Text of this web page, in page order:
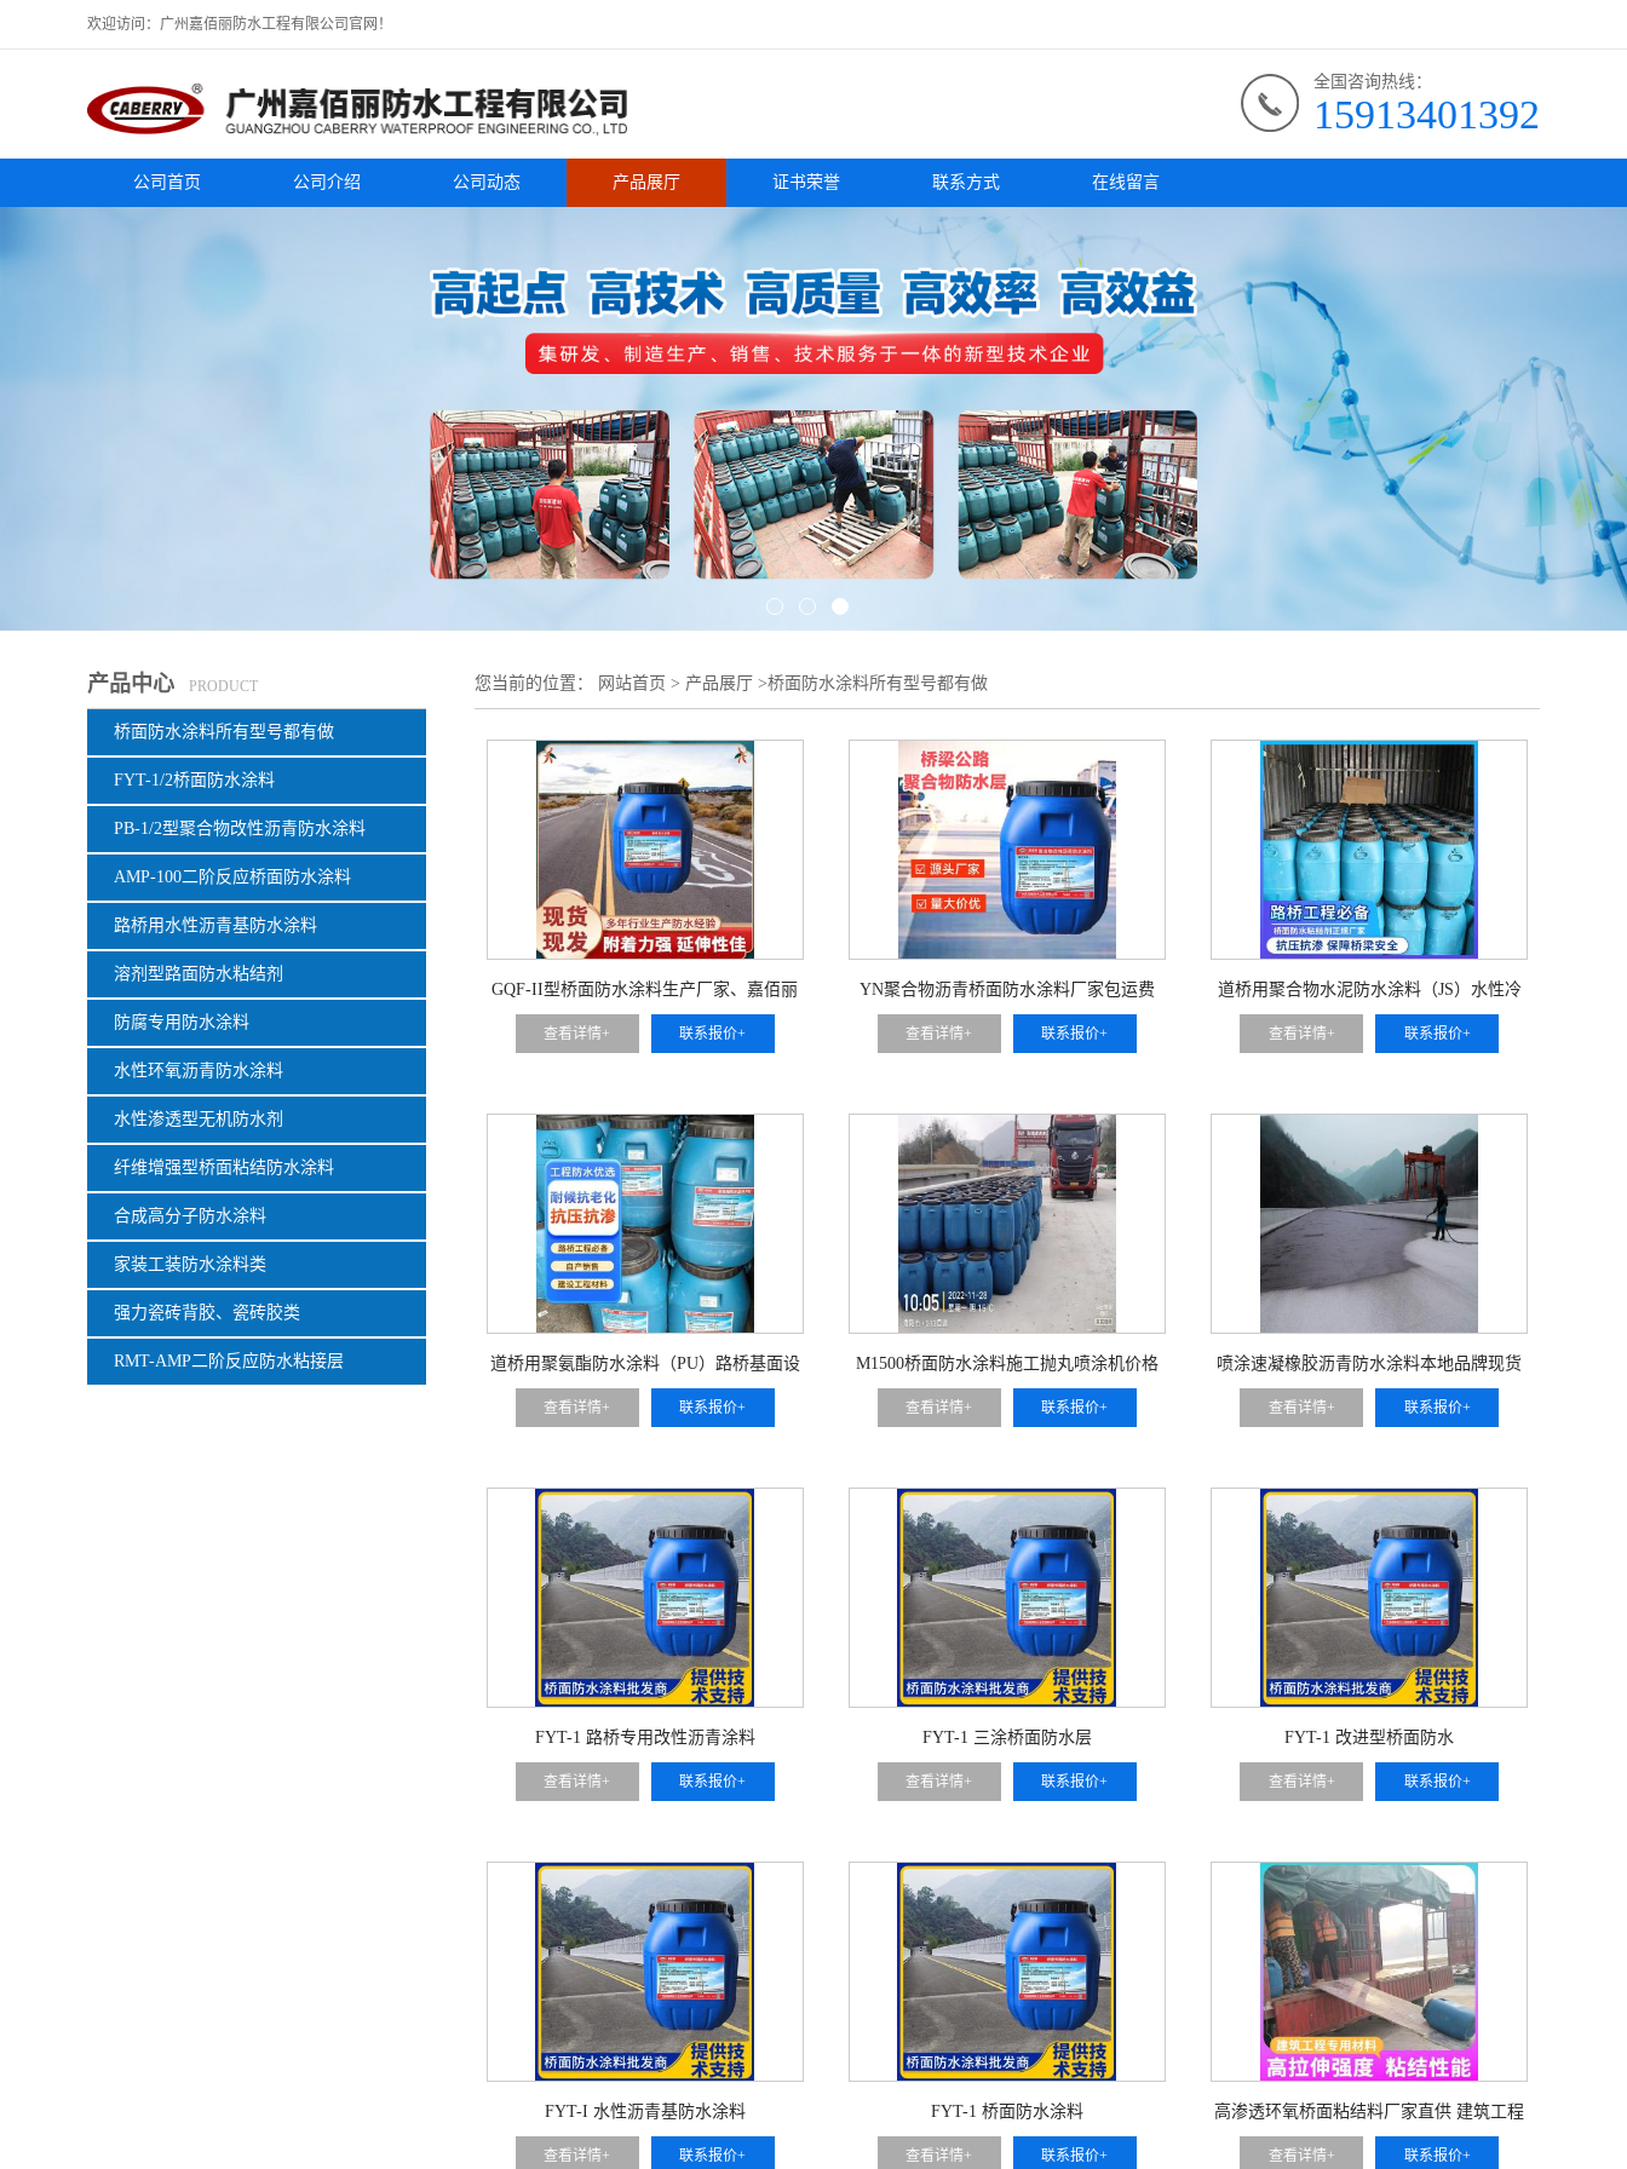
欢迎访问：广州嘉佰丽防水工程有限公司官网！
全国咨询热线：
15913401392
公司首页 公司介绍 公司动态 产品展厅 证书荣誉 联系方式 在线留言
产品中心 PRODUCT
桥面防水涂料所有型号都有做
FYT-1/2桥面防水涂料
PB-1/2型聚合物改性沥青防水涂料
AMP-100二阶反应桥面防水涂料
路桥用水性沥青基防水涂料
溶剂型路面防水粘结剂
防腐专用防水涂料
水性环氧沥青防水涂料
水性渗透型无机防水剂
纤维增强型桥面粘结防水涂料
合成高分子防水涂料
家装工装防水涂料类
强力瓷砖背胶、瓷砖胶类
RMT-AMP二阶反应防水粘接层
您当前的位置： 网站首页 > 产品展厅 >桥面防水涂料所有型号都有做
GQF-II型桥面防水涂料生产厂家、嘉佰丽
防水材料一手货源
查看详情+ 联系报价+
YN聚合物沥青桥面防水涂料厂家包运费
查看详情+ 联系报价+
道桥用聚合物水泥防水涂料（JS）水性冷
施工（L 型）防水粘结层厂家
查看详情+ 联系报价+
道桥用聚氨酯防水涂料（PU）路桥基面设
计水性防水层材料
查看详情+ 联系报价+
M1500桥面防水涂料施工抛丸喷涂机价格
查看详情+ 联系报价+
喷涂速凝橡胶沥青防水涂料本地品牌现货
查看详情+ 联系报价+
FYT-1 路桥专用改性沥青涂料
查看详情+ 联系报价+
FYT-1 三涂桥面防水层
查看详情+ 联系报价+
FYT-1 改进型桥面防水
查看详情+ 联系报价+
FYT-I 水性沥青基防水涂料
查看详情+ 联系报价+
FYT-1 桥面防水涂料
查看详情+ 联系报价+
高渗透环氧桥面粘结料厂家直供 建筑工程
防水卷材涂料全套货源
查看详情+ 联系报价+